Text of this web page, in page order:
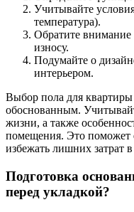
Учитывайте
температура).
Обратите внимание
износу.
Подумайте о
интерьером.
Выбор пола для
обоснованным.
жизни, а также
помещения. Это поможет
избежать лишних затрат
Подготовка
перед укладкой?